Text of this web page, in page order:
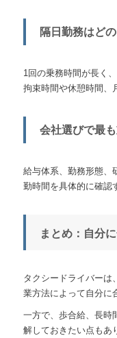
隔日勤務はど
1回の乗務時間が長く
拘束時間や休憩時間、
会社選びで最
給与体系、勤務形態、
勤時間を具体的に確認
まとめ：自分
タクシードライバーは
業方法によって自分に
一方で、歩合給、長時
解しておきたい点もあ